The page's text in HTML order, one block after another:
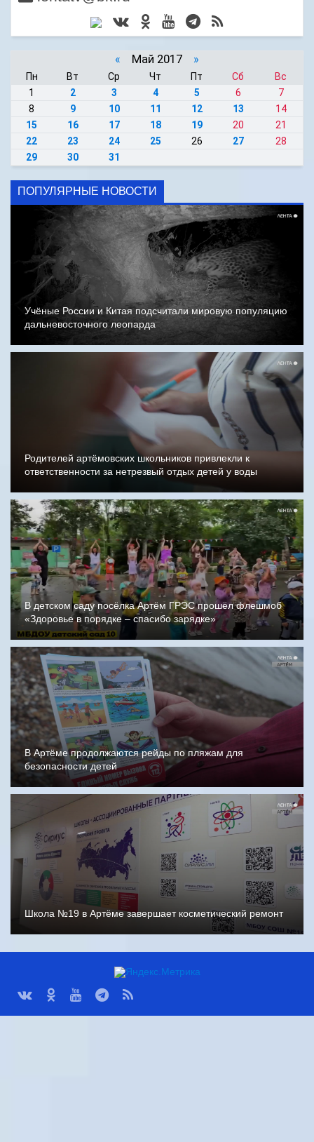
« Май 2017 »
Пн Вт Ср Чт Пт Сб
Вс
1
2 3 4 5 6
7
8
9 10 11 12 13
14
15
16 17 18 19 20
21
22
23 24 25 26 27
28
29
30 31
ПОПУЛЯРНЫЕ НОВОСТИ
Учёные России и Китая подсчитали мировую популяцию
дальневосточного леопарда
Родителей артёмовских школьников привлекли к
ответственности за нетрезвый отдых детей у воды
В детском саду посёлка Артём ГРЭС прошёл флешмоб
«Здоровье в порядке – спасибо зарядке»
В Артёме продолжаются рейды по пляжам для
безопасности детей
Школа №19 в Артёме завершает косметический ремонт